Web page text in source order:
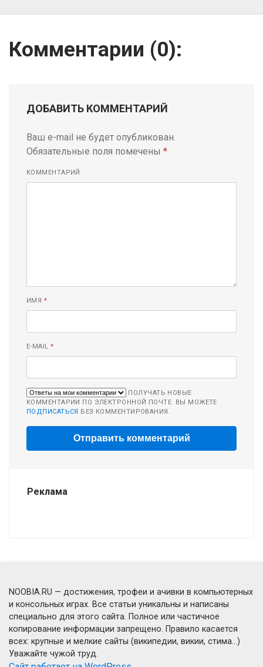
Комментарии (0):
ДОБАВИТЬ КОММЕНТАРИЙ
Ваш e-mail не будет опубликован.
Обязательные поля помечены *
КОММЕНТАРИЙ
ИМЯ *
E-MAIL*
ПОЛУЧАТЬ НОВЫЕ
КОММЕНТАРИИ ПО ЭЛЕКТРОННОЙ ПОЧТЕ. ВЫ МОЖЕТЕ
ПОДПИСАТЬСЯ БЕЗ КОММЕНТИРОВАНИЯ.
Реклама
NOOBIA.RU — достижения, трофеи и ачивки в компьютерных
и консольных играх. Все статьи уникальны и написаны
специально для этого сайта. Полное или частичное
копирование информации запрещено. Правило касается
всех: крупные и мелкие сайты (википедии, викии, стима...)
Уважайте чужой труд.